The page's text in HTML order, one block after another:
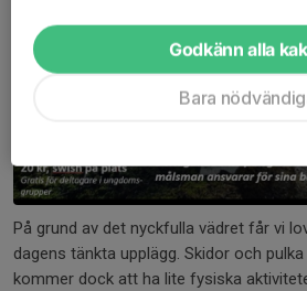
På grund av det nyckfulla vädret får vi
dagens tänkta upplägg. Skidor och
kommer dock att ha lite fysiska
Godkänn alla
Bara